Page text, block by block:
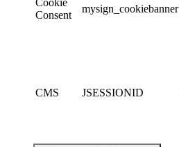
Consent
mysign_cookiebanner
CMS JSESSIONID